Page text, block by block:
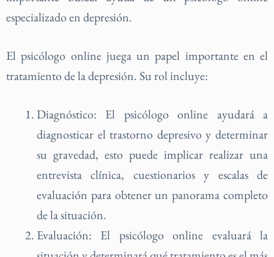
especializado en depresión.
El psicólogo online juega un papel importante en el
tratamiento de la depresión. Su rol incluye:
Diagnóstico: El psicólogo online ayudará a
diagnosticar el trastorno depresivo y determinar
su gravedad, esto puede implicar realizar una
entrevista clínica, cuestionarios y escalas de
evaluación para obtener un panorama completo
de la situación.
Evaluación: El psicólogo online evaluará la